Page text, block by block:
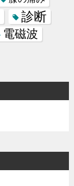
診断
電磁波